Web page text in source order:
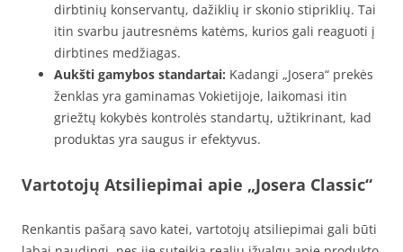
dirbtinių konservantų, dažiklių ir skonio stipriklių. Tai
itin svarbu jautresnėms katėms, kurios gali reaguoti į
dirbtines medžiagas.
Aukšti gamybos standartai: Kadangi „Josera“ prekės
ženklas yra gaminamas Vokietijoje, laikomasi itin
griežtų kokybės kontrolės standartų, užtikrinant, kad
produktas yra saugus ir efektyvus.
Vartotojų Atsiliepimai apie „Josera Classic“
Renkantis pašarą savo katei, vartotojų atsiliepimai gali būti